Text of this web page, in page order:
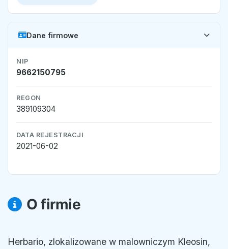
Dane firmowe
NIP
9662150795
REGON
389109304
DATA REJESTRACJI
2021-06-02
O firmie
Herbario, zlokalizowane w malowniczym Kleosin,